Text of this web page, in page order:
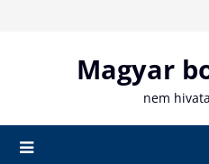
Magyar
nem